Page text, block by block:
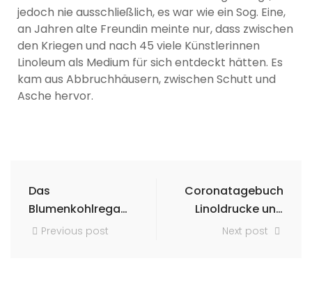
jedoch nie ausschließlich, es war wie ein Sog. Eine,
an Jahren alte Freundin meinte nur, dass zwischen
den Kriegen und nach 45 viele Künstlerinnen
Linoleum als Medium für sich entdeckt hätten. Es
kam aus Abbruchhäusern, zwischen Schutt und
Asche hervor.
Das
Blumenkohlregal
im Möbelhaus
Previous post
Coronatagebuch
Linoldrucke und
Frottagen
Next post